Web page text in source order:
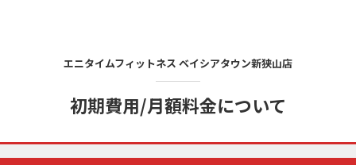
エニタイムフィットネス ベイシアタウン新狭山店
初期費用/月額料金について